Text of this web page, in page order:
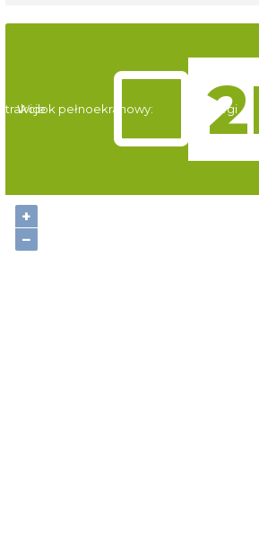
+
−
Widok pełnoekranowy:
Atrakcje Noclegi